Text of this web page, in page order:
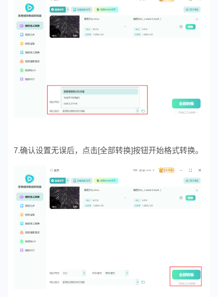
7.确认设置无误后，点击[全部转换]按钮开始格式转换。